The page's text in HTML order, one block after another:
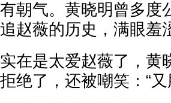
有朝气。黄晓明曾多度
追赵薇的历史，满眼羞
实在是太爱赵薇了，黄
拒绝了，还被嘲笑：“又